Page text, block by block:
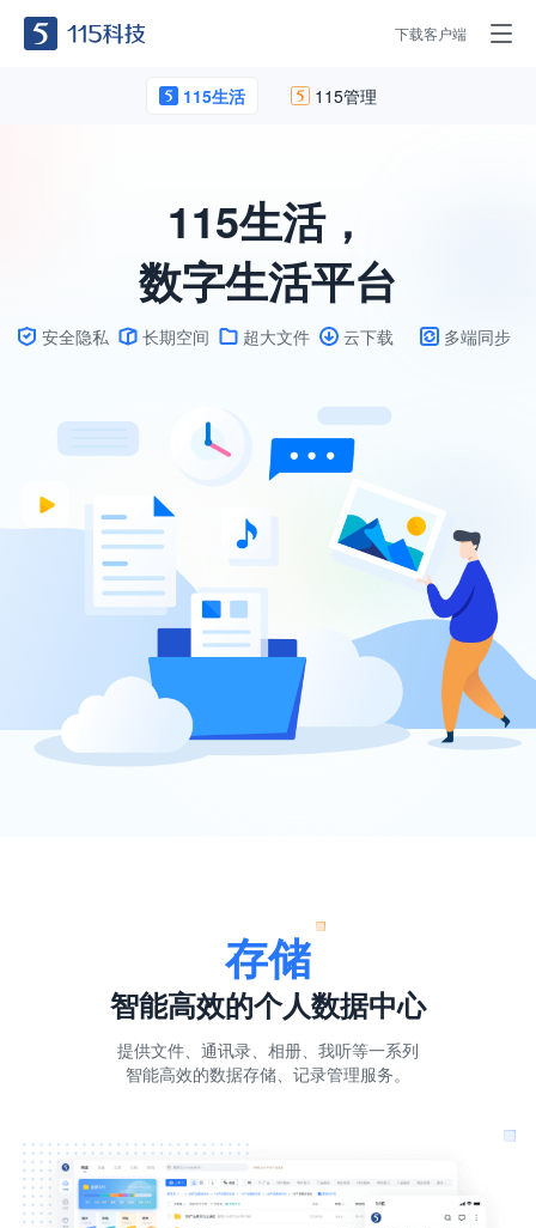
下载客户端
115生活 115管理
115生活，
数字生活平台
安全隐私 长期空间 超大文件 云下载 多端同步
存储
智能高效的个人数据中心
提供文件、通讯录、相册、我听等一系列
智能高效的数据存储、记录管理服务。